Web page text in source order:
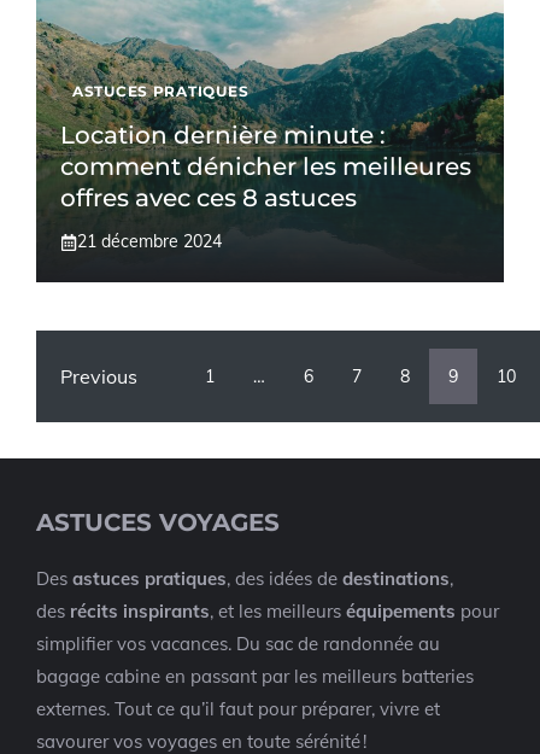
ASTUCES PRATIQUES
Location dernière minute :
comment dénicher les meilleures
offres avec ces 8 astuces
21 décembre 2024
Previous 1 … 6 7 8 9 10
ASTUCES VOYAGES
Des astuces pratiques, des idées de destinations,
des récits inspirants, et les meilleurs équipements pour
simplifier vos vacances. Du sac de randonnée au
bagage cabine en passant par les meilleurs batteries
externes. Tout ce qu’il faut pour préparer, vivre et
savourer vos voyages en toute sérénité !